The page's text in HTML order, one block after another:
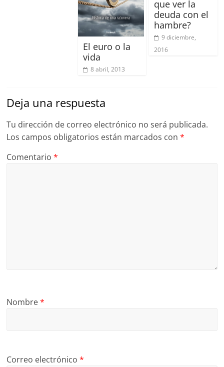
El euro o la
vida
8 abril, 2013
que ver la
deuda con el
hambre?
9 diciembre,
2016
Deja una respuesta
Tu dirección de correo electrónico no será publicada.
Los campos obligatorios están marcados con*
Comentario*
Nombre*
Correo electrónico*